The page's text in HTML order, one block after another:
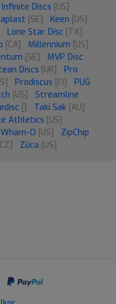
Infinite Discs [US]
[SE] Keen [US]
Lone Star Disc [TX]
[CA] Millennium [US]
[SE]
MVP Disc
Discs [UK]
Pro
Prodiscus [FI]
PUG
[US]
Streamline
[] Taki Sak [AU]
Athletics [US]
Wham-O [US]
ZipChip
Züca [US]